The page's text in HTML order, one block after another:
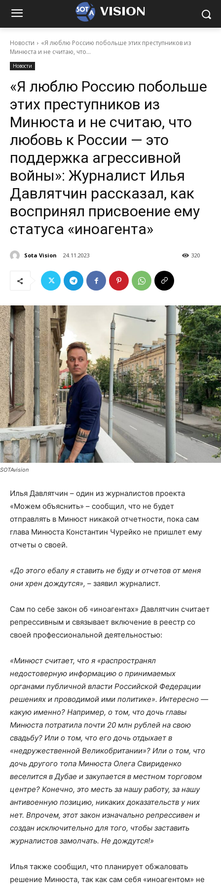
VISION
Новости
«Я люблю Россию побольше этих преступников из
Минюста и не считаю, что...
Новости
«Я люблю Россию побольше
этих преступников из
Минюста и не считаю, что
любовь к России — это
поддержка агрессивной
войны»: Журналист Илья
Давлятчин рассказал, как
воспринял присвоение ему
статуса «иноагента»
Sota Vision 24.11.2023 320
SOTAvision
Илья Давлятчин – один из журналистов проекта
«Можем объяснить» – сообщил, что не будет
отправлять в Минюст никакой отчетности, пока сам
глава Минюста Константин Чурейко не пришлет ему
отчеты о своей.
«До этого ебалу я ставить не буду и отчетов от меня
они хрен дождутся», – заявил журналист.
Сам по себе закон об «иноагентах» Давлятчин считает
репрессивным и связывает включение в реестр со
своей профессиональной деятельностью:
«Минюст считает, что я «распространял
недостоверную информацию о принимаемых
органами публичной власти Российской Федерации
решениях и проводимой ими политике». Интересно —
какую именно? Например, о том, что дочь главы
Минюста потратила почти 20 млн рублей на свою
свадьбу? Или о том, что его дочь отдыхает в
«недружественной Великобритании»? Или о том, что
дочь другого топа Минюста Олега Свириденко
веселится в Дубае и закупается в местном торговом
центре? Конечно, это месть за нашу работу, за нашу
антивоенную позицию, никаких доказательств у них
нет. Впрочем, этот закон изначально репрессивен и
создан исключительно для того, чтобы заставить
журналистов замолчать. Не дождутся!»
Илья также сообщил, что планирует обжаловать
решение Минюста, так как сам себя «иноагентом» не